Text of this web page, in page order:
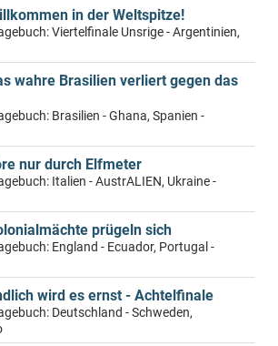
in der Weltspitze!
Viertelfinale Unsrige - Argentinien,
wahre Brasilien verliert gegen das
Brasilien - Ghana, Spanien -
nur durch Elfmeter
Italien - AustrALIEN, Ukraine -
prügeln sich
England - Ecuador, Portugal -
wird es ernst - Achtelfinale
Deutschland - Schweden,